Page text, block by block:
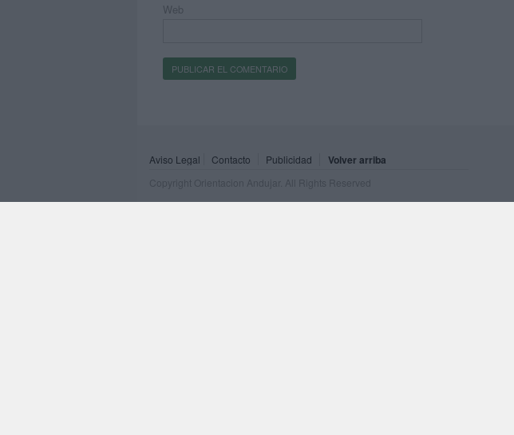
Web
Aviso Legal Contacto Publicidad Volver arriba